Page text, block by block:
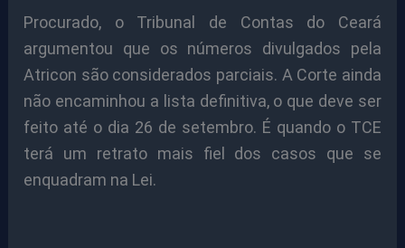
Procurado, o Tribunal de Contas do Ceará
argumentou que os números divulgados pela
Atricon são considerados parciais. A Corte ainda
não encaminhou a lista definitiva, o que deve ser
feito até o dia 26 de setembro. É quando o TCE
terá um retrato mais fiel dos casos que se
enquadram na Lei.